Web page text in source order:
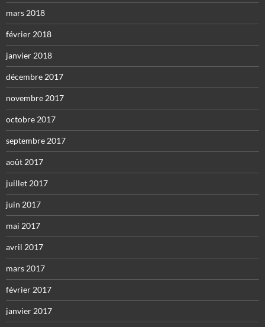
mars 2018
février 2018
janvier 2018
décembre 2017
novembre 2017
octobre 2017
septembre 2017
août 2017
juillet 2017
juin 2017
mai 2017
avril 2017
mars 2017
février 2017
janvier 2017